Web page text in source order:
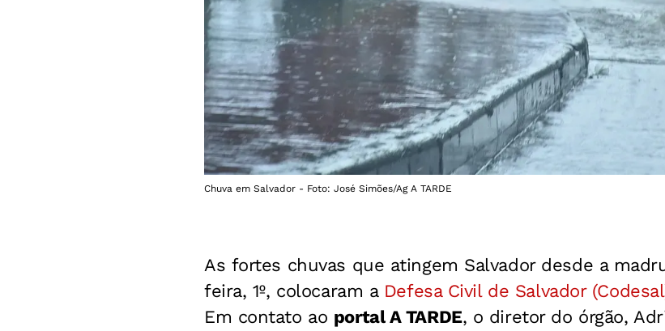
Chuva em Salvador - Foto: José Simões/Ag A TARDE
As fortes chuvas que atingem Salvador desde a
feira, 1º, colocaram a Defesa Civil de Salvador
Em contato ao portal A TARDE, o diretor do órgão,